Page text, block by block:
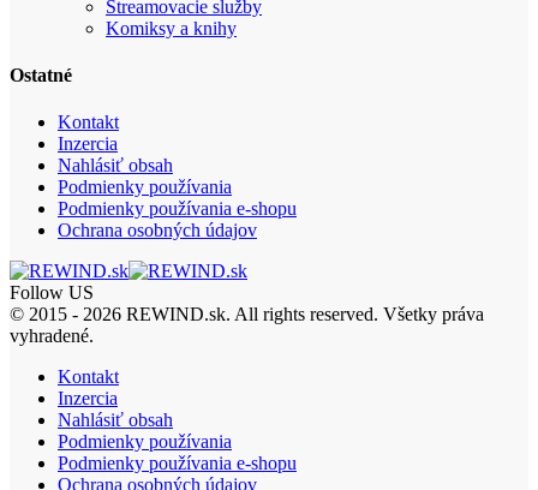
Streamovacie služby
Komiksy a knihy
Ostatné
Kontakt
Inzercia
Nahlásiť obsah
Podmienky používania
Podmienky používania e-shopu
Ochrana osobných údajov
Follow US
© 2015 - 2026 REWIND.sk. All rights reserved. Všetky práva
vyhradené.
Kontakt
Inzercia
Nahlásiť obsah
Podmienky používania
Podmienky používania e-shopu
Ochrana osobných údajov